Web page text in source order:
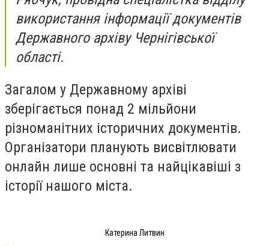
використання інформації документів
Державного архіву Чернігівської
області.
Загалом у Державному архіві
зберігається понад 2 мільйони
різноманітних історичних документів.
Організатори планують висвітлювати
онлайн лише основні та найцікавіші з
історії нашого міста.
Катерина Литвин